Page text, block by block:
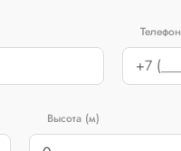
Телефон
Высота (м)